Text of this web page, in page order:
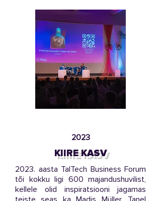
2023
KIIRE KASV
2023. aasta TalTech Business Forum
tõi kokku ligi 600 majandushuvilist,
kellele olid inspiratsiooni jagamas